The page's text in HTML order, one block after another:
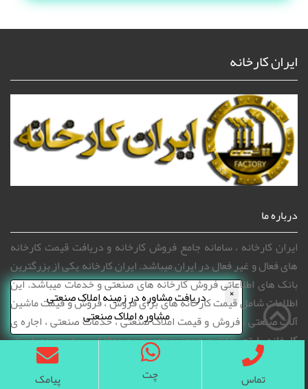
تماس چت پیامک
×
دریافت مشاوره در زمینه املاک صنعتی
مشاوره املاک صنعتی
ایران کارخانه
درباره ما
ایران کارخانه ، سامانه جامع فروش کارخانه و دریافت قیمت کارخانه
های فعال و غیر فعال در ایران میباشد. ایران کارخانه یکی از بزرگترین
بانک های اطلاعاتی فروش کارخانه های صنعتی و خدمات میباشد. این
اطلاعات شامل قیمت کارخانه های برای فروش ، فروش و قیمت ماشین
آلات صنعتی ، فروش و قیمت املاک صنعتی ، خدمات صنعتی ، اجاره ی
کارخانه یا تجهیزات و همچنین آموزش و مقالات بسیار متنوع است.
وبسایت جامع ایران کارخانه با بیش از ۳۰۰۰ بازدید روزانه و ثبت
هزاران آگهی در سراسر کشور برای فروش کارخانه و خدمات در کشور